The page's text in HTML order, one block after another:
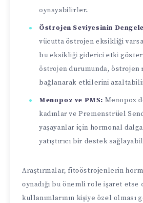
oynayabilirler.
Östrojen Seviyesinin
vücutta östrojen eksikliği
bu eksikliği giderici etki
östrojen durumunda,
bağlanarak etkilerini
Menopoz ve PMS: Menopoz
kadınlar ve Premenstrüel
yaşayanlar için hormonal
yatıştırıcı bir destek
Araştırmalar, fitoöstrojenlerin
oynadığı bu önemli role işaret etse
kullanımlarının kişiye özel olması